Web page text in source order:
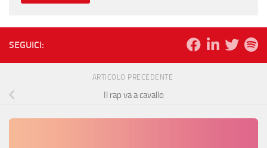
SEGUICI:
ARTICOLO PRECEDENTE
Il rap va a cavallo